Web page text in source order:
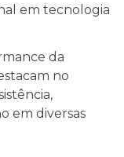
em tecnologia
da
no
em diversas